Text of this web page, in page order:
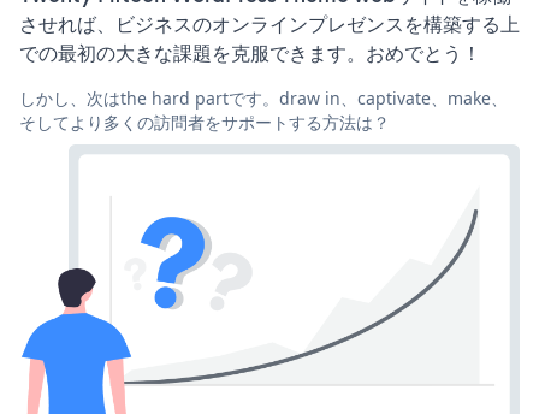
させれば、ビジネスのオンラインプレゼンスを構築する上
での最初の大きな課題を克服できます。おめでとう！
しかし、次はthe hard partです。draw in、captivate、make、
そしてより多くの訪問者をサポートする方法は？